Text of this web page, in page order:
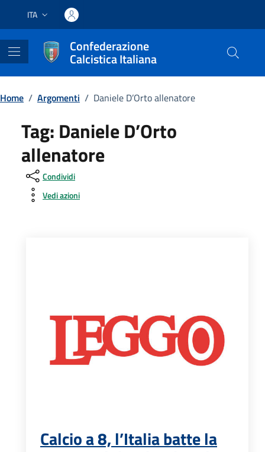
Lingua attiva:
ITA
Confederazione
Calcistica Italiana
Home / Argomenti / Daniele D’Orto allenatore
Tag: Daniele D’Orto
allenatore
Condividi
Vedi azioni
Calcio a 8, l’Italia batte la